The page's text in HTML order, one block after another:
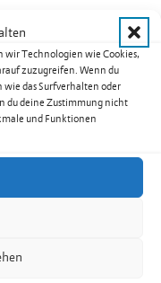
wir Technologien wie Cookies,
zuzugreifen. Wenn du
das Surfverhalten oder
du deine Zustimmung nicht
und Funktionen
in
in Nendeln